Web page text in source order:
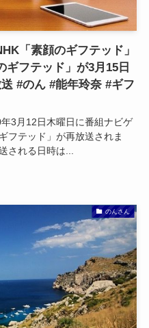
「素顔のギフテッド」
フテッド」が3月15日
#のん #能年玲奈 #ギフ
3月12日木曜日に番組ナビゲ
フテッド」が再放送されま
される日時は...
のんさん